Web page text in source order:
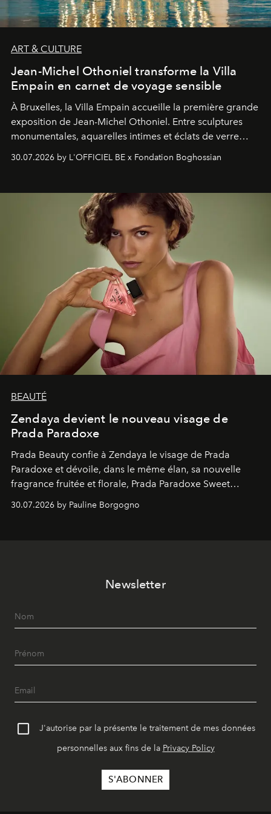
ART & CULTURE
Jean-Michel Othoniel transforme la Villa
Empain en carnet de voyage sensible
À Bruxelles, la Villa Empain accueille la première grande
exposition de Jean-Michel Othoniel. Entre sculptures
monumentales, aquarelles intimes et éclats de verre
émotionnel où chaque œuvre devient le souvenir
émerveillement.
30.07.2026 by L'OFFICIEL BE x Fondation Boghossian
BEAUTÉ
Zendaya devient le nouveau visage de
Prada Paradoxe
Prada Beauty confie à Zendaya le visage de Prada
Paradoxe et dévoile, dans le même élan, sa nouvelle
fragrance fruitée et florale, Prada Paradoxe Sweet
30.07.2026 by Pauline Borgogno
Newsletter
J'autorise par la présente le traitement de mes données
personnelles aux fins de la Privacy Policy